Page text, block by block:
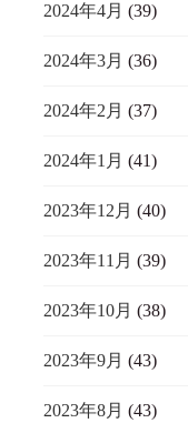
2024年4月 (39)
2024年3月 (36)
2024年2月 (37)
2024年1月 (41)
2023年12月 (40)
2023年11月 (39)
2023年10月 (38)
2023年9月 (43)
2023年8月 (43)